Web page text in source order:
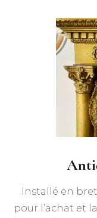
Installé en
pour l’achat et